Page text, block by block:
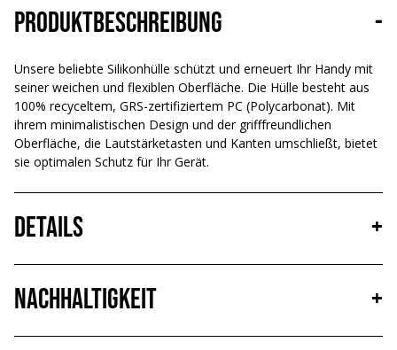
Produktbeschreibung -
Unsere beliebte Silikonhülle schützt und erneuert Ihr Handy mit
seiner weichen und flexiblen Oberfläche. Die Hülle besteht aus
100% recyceltem, GRS-zertifiziertem PC (Polycarbonat). Mit
ihrem minimalistischen Design und der grifffreundlichen
Oberfläche, die Lautstärketasten und Kanten umschließt, bietet
sie optimalen Schutz für Ihr Gerät.
Details +
Nachhaltigkeit
+